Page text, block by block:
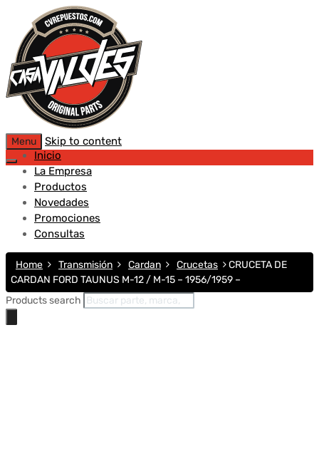
Menu
Skip to content
Inicio
La Empresa
Productos
Novedades
Promociones
Consultas
Home Transmisión Cardan Crucetas
CRUCETA DE
CARDAN FORD TAUNUS M-12 / M-15 – 1956/1959 –
Products search